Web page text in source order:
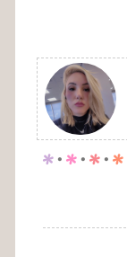
p . p . p . p